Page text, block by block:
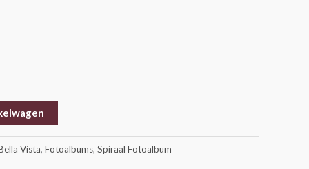
Vista, Fotoalbums, Spiraal Fotoalbum